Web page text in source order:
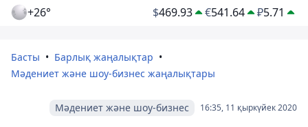
+26° $469.93 €541.64 ₽5.71
Басты
Барлық жаңалықтар
Мәдениет және шоу-бизнес жаңалықтары
16:35, 11 қыркүйек 2020
Мәдениет және шоу-бизнес